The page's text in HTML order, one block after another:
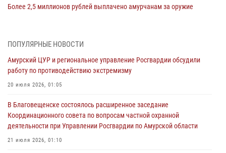
Более 2,5 миллионов рублей выплачено амурчанам за оружие
Росгвардии Амурской области в период с 20 по 26 июля 2026 года
27 июля 2026, 06:28
охраны
23 июля 2026, 07:49
Амурчане смогут узнать об условиях поступления на службу в
ПОПУЛЯРНЫЕ НОВОСТИ
Амурский ЦУР и региональное управление Росгвардии обсудили
работу по противодействию экстремизму
20 июля 2026, 01:05
В Благовещенске состоялось расширенное заседание
Координационного совета по вопросам частной охранной
деятельности при Управлении Росгвардии по Амурской области
21 июля 2026, 01:10